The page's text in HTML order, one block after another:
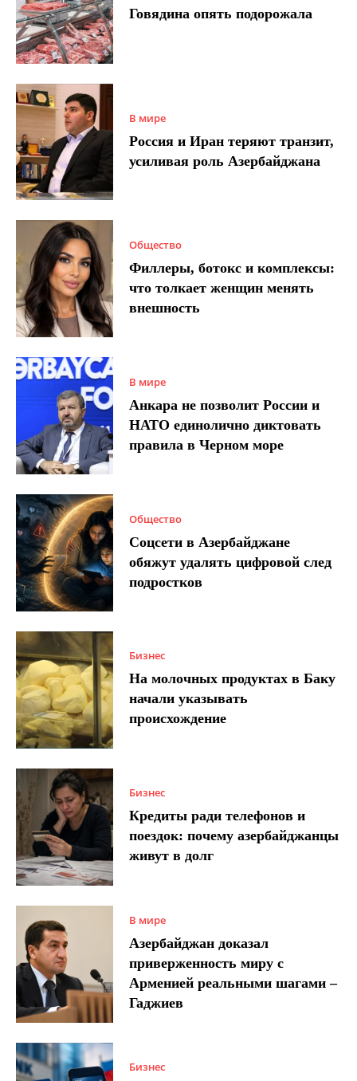
Говядина опять подорожала
В мире
Россия и Иран теряют транзит,
усиливая роль Азербайджана
Общество
Филлеры, ботокс и комплексы:
что толкает женщин менять
внешность
В мире
Анкара не позволит России и
НАТО единолично диктовать
правила в Черном море
Общество
Соцсети в Азербайджане
обяжут удалять цифровой след
подростков
Бизнес
На молочных продуктах в Баку
начали указывать
происхождение
Бизнес
Кредиты ради телефонов и
поездок: почему азербайджанцы
живут в долг
В мире
Азербайджан доказал
приверженность миру с
Арменией реальными шагами –
Гаджиев
Бизнес